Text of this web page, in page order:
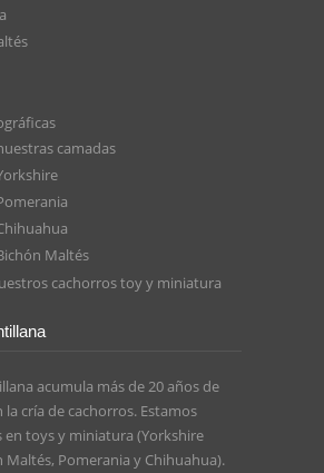
camadas
Maltés
cachorros toy y miniatura
acumula más de 20 años de
la cría de cachorros. Estamos
en toys y miniatura (Yorkshire
Maltés, Pomerania y Chihuahua).